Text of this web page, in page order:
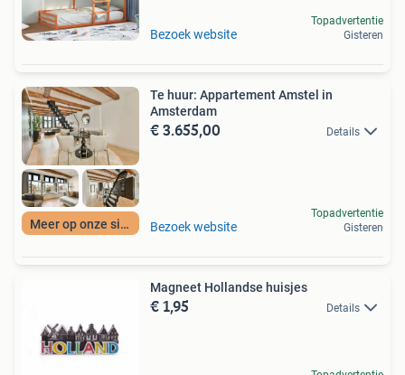
Bezoek website
Topadvertentie
Gisteren
Meer op onze site
Te huur: Appartement Amstel in
Amsterdam
€ 3.655,00 Details
Bezoek website
Topadvertentie
Gisteren
Magneet Hollandse huisjes
€ 1,95 Details